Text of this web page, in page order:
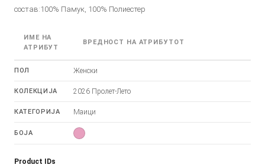
состав:100% Памук, 100% Полиестер
ИМЕ НА
АТРИБУТ
ВРЕДНОСТ НА АТРИБУТОТ
ПОЛ Женски
КОЛЕКЦИЈА 2026 Пролет-Лето
КАТЕГОРИЈА Маици
БОЈА
Product IDs